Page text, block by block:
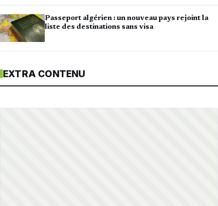
Passeport algérien : un nouveau pays rejoint la
liste des destinations sans visa
EXTRA CONTENU